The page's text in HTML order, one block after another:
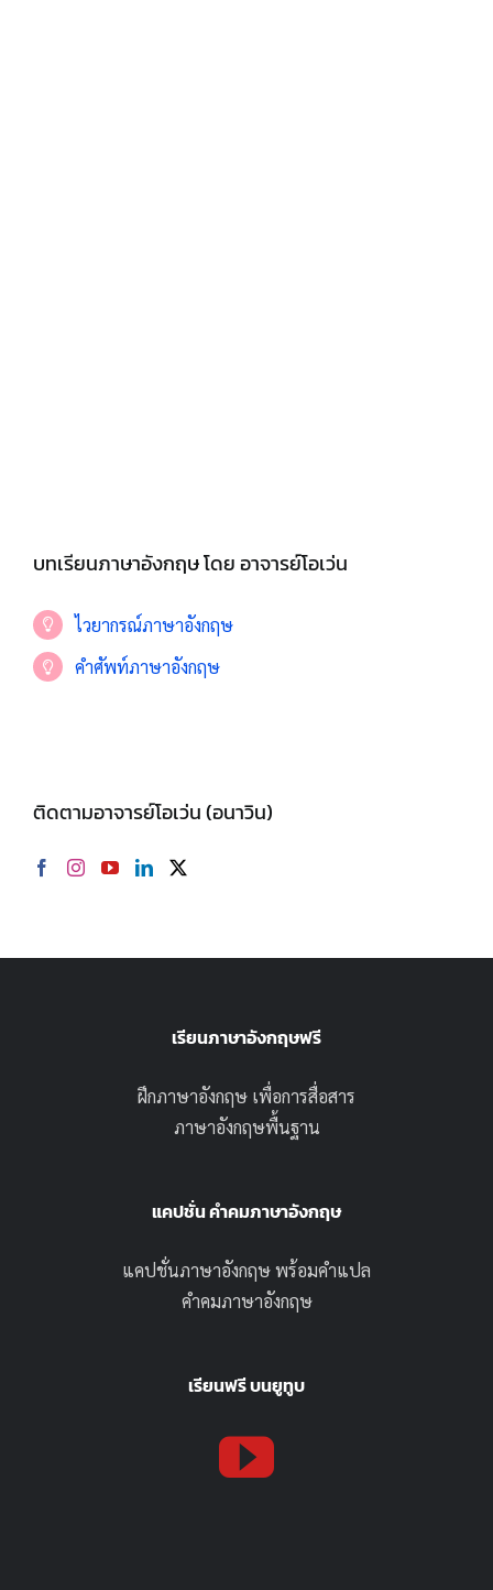
บทเรียนภาษาอังกฤษ โดย อาจารย์โอเว่น
ไวยากรณ์ภาษาอังกฤษ
คำศัพท์ภาษาอังกฤษ
ติดตามอาจารย์โอเว่น (อนาวิน)
เรียนภาษาอังกฤษฟรี
ฝึกภาษาอังกฤษ เพื่อการสื่อสาร
ภาษาอังกฤษพื้นฐาน
แคปชั่น คำคมภาษาอังกฤษ
แคปชั่นภาษาอังกฤษ พร้อมคำแปล
คำคมภาษาอังกฤษ
เรียนฟรี บนยูทูบ